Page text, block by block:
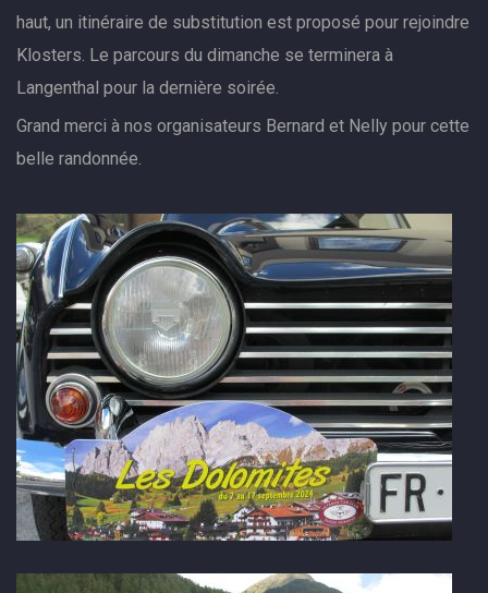
haut, un itinéraire de substitution est proposé pour rejoindre
Klosters. Le parcours du dimanche se terminera à
Langenthal pour la dernière soirée.
Grand merci à nos organisateurs Bernard et Nelly pour cette
belle randonnée.